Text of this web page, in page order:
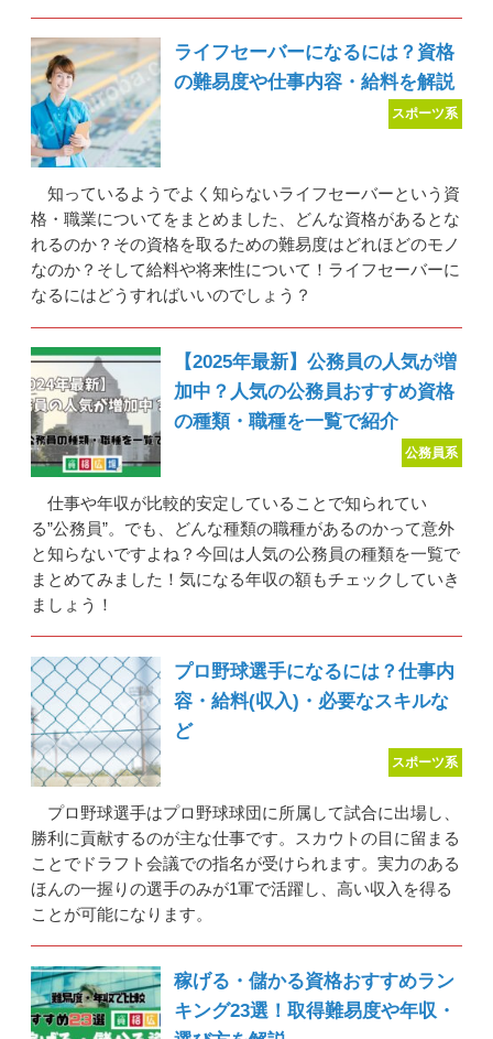
ライフセーバーになるには？資格
の難易度や仕事内容・給料を解説
スポーツ系
知っているようでよく知らないライフセーバーという資
格・職業についてをまとめました、どんな資格があるとな
れるのか？その資格を取るための難易度はどれほどのモノ
なのか？そして給料や将来性について！ライフセーバーに
なるにはどうすればいいのでしょう？
【2025年最新】公務員の人気が増
加中？人気の公務員おすすめ資格
の種類・職種を一覧で紹介
公務員系
仕事や年収が比較的安定していることで知られてい
る”公務員”。でも、どんな種類の職種があるのかって意外
と知らないですよね？今回は人気の公務員の種類を一覧で
まとめてみました！気になる年収の額もチェックしていき
ましょう！
プロ野球選手になるには？仕事内
容・給料(収入)・必要なスキルな
ど
スポーツ系
プロ野球選手はプロ野球球団に所属して試合に出場し、
勝利に貢献するのが主な仕事です。スカウトの目に留まる
ことでドラフト会議での指名が受けられます。実力のある
ほんの一握りの選手のみが1軍で活躍し、高い収入を得る
ことが可能になります。
稼げる・儲かる資格おすすめラン
キング23選！取得難易度や年収・